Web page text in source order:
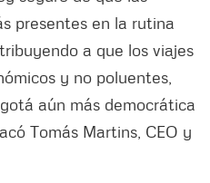
presentes en la rutina
a que los viajes
y no poluentes,
aún más democrática
Tomás Martins, CEO y